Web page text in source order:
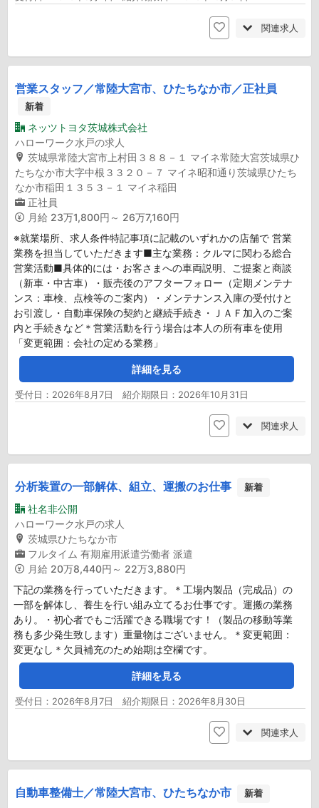
関連求人
営業スタッフ／常陸大宮市、ひたちなか市／正社員
新着
ネッツトヨタ茨城株式会社
ハローワーク水戸の求人
茨城県常陸大宮市上村田３８８－１ マイネ常陸大宮茨城県ひ
たちなか市大字中根３３２０－７ マイネ昭和通り茨城県ひたち
なか市稲田１３５３－１ マイネ稲田
正社員
月給 23万1,800円～ 26万7,160円
※就業場所、求人条件特記事項に記載のいずれかの店舗で 営業
業務を担当していただきます■主な業務：クルマに関わる総合
営業活動■具体的には・お客さまへの車両説明、ご提案と商談
（新車・中古車）・販売後のアフターフォロー（定期メンテナ
ンス：車検、点検等のご案内）・メンテナンス入庫の受付けと
お引渡し・自動車保険の契約と継続手続き・ＪＡＦ加入のご案
内と手続きなど＊営業活動を行う場合は本人の所有車を使用
「変更範囲：会社の定める業務」
詳細を見る
受付日：2026年8月7日 紹介期限日：2026年10月31日
関連求人
分析装置の一部解体、組立、運搬のお仕事 新着
社名非公開
ハローワーク水戸の求人
茨城県ひたちなか市
フルタイム 有期雇用派遣労働者 派遣
月給 20万8,440円～ 22万3,880円
下記の業務を行っていただきます。＊工場内製品（完成品）の
一部を解体し、養生を行い組み立てるお仕事です。運搬の業務
あり。・初心者でもご活躍できる職場です！（製品の移動等業
務も多少発生致します）重量物はございません。＊変更範囲：
変更なし＊欠員補充のため始期は空欄です。
詳細を見る
受付日：2026年8月7日 紹介期限日：2026年8月30日
関連求人
自動車整備士／常陸大宮市、ひたちなか市 新着